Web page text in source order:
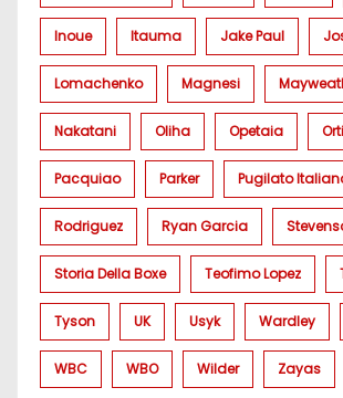
Inoue Itauma Jake Paul
Lomachenko Magnesi
Nakatani Oliha Opetaia
Pacquiao Parker Pugilato
Rodriguez Ryan Garcia
Storia Della Boxe Teofimo Lopez
Tyson UK Usyk Wardley
WBC WBO Wilder Zayas